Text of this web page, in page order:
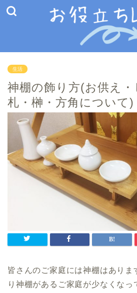
生活
神棚の飾り方(お供え・
札・榊・方角について)
皆さんのご家庭には神棚はありま
り神棚があるご家庭が少なくなっ